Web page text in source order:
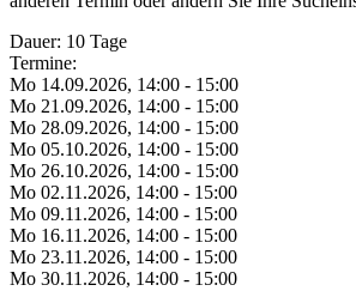
Dauer: 10 Tage
Termine:
Mo 14.09.2026, 14:00 - 15:00
Mo 21.09.2026, 14:00 - 15:00
Mo 28.09.2026, 14:00 - 15:00
Mo 05.10.2026, 14:00 - 15:00
Mo 26.10.2026, 14:00 - 15:00
Mo 02.11.2026, 14:00 - 15:00
Mo 09.11.2026, 14:00 - 15:00
Mo 16.11.2026, 14:00 - 15:00
Mo 23.11.2026, 14:00 - 15:00
Mo 30.11.2026, 14:00 - 15:00